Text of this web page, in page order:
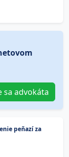
sa advokáta
peňazí za